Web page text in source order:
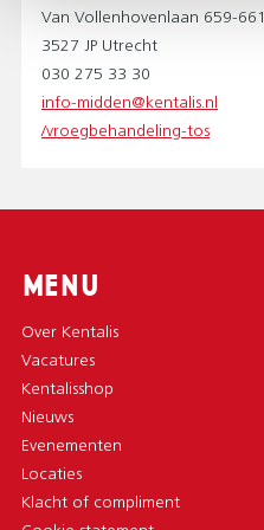
Van Vollenhovenlaan 659-661
3527 JP Utrecht
030 275 33 30
info-midden@kentalis.nl
/vroegbehandeling-tos
MENU
Over Kentalis
Vacatures
Kentalisshop
Nieuws
Evenementen
Locaties
Klacht of compliment